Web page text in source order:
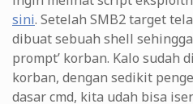
sini. Setelah SMB2 target
dibuat sebuah shell
prompt’ korban. Kalo sudah
korban, dengan sedikit
dasar cmd, kita udah bisa